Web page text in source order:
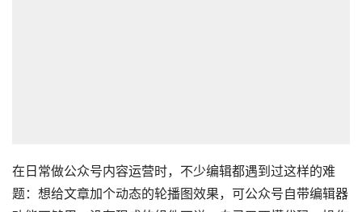
在日常做公众号内容运营时，不少编辑都遇到过这样的难
题：想给文章加个动态的轮播图效果，可公众号自带编辑器